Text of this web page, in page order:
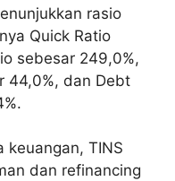
rasio
Quick Ratio
sebesar 249,0%,
44,0%, dan Debt
keuangan, TINS
dan refinancing